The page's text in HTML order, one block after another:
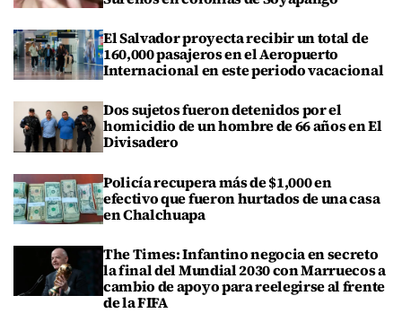
El Salvador proyecta recibir un total de
160,000 pasajeros en el Aeropuerto
Internacional en este periodo vacacional
Dos sujetos fueron detenidos por el
homicidio de un hombre de 66 años en El
Divisadero
Policía recupera más de $1,000 en
efectivo que fueron hurtados de una casa
en Chalchuapa
The Times: Infantino negocia en secreto
la final del Mundial 2030 con Marruecos a
cambio de apoyo para reelegirse al frente
de la FIFA